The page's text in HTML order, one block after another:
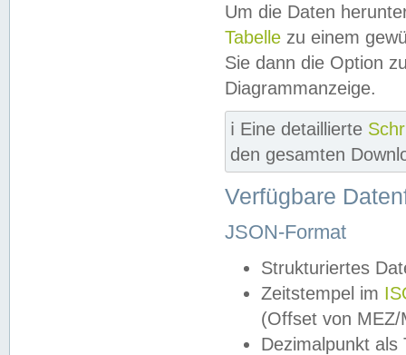
Um die Daten
Tabelle zu einem
Sie dann die Option
Diagrammanzeige.
ℹ️ Eine detaillierte
den gesamten
Verfügbare
JSON-Format
Strukturiertes
Zeitstempel im
(Offset von MEZ/
Dezimalpunkt als